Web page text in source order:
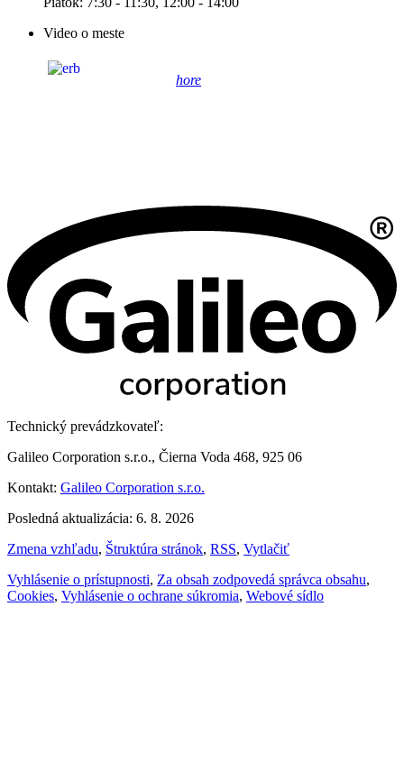
Video o meste
hore
Technický prevádzkovateľ:
Galileo Corporation s.r.o., Čierna Voda 468, 925 06
Kontakt: Galileo Corporation s.r.o.
Posledná aktualizácia: 6. 8. 2026
Zmena vzhľadu, Štruktúra stránok, RSS, Vytlačiť
Vyhlásenie o prístupnosti, Za obsah zodpovedá správca obsahu,
Cookies, Vyhlásenie o ochrane súkromia, Webové sídlo